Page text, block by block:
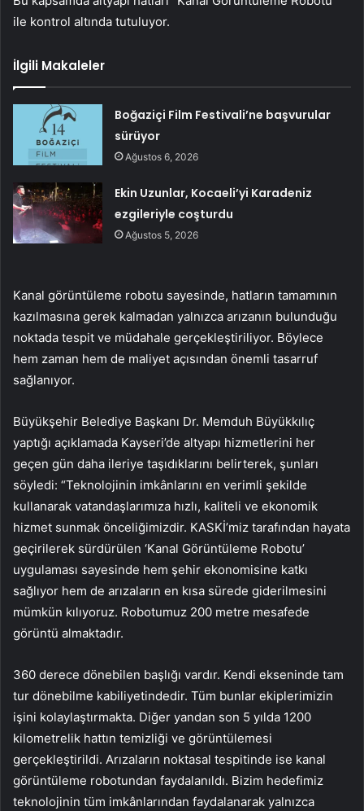
ile kontrol altında tutuluyor.
İlgili Makaleler
Boğaziçi Film Festivali’ne başvurular
sürüyor
Ağustos 6, 2026
Ekin Uzunlar, Kocaeli’yi Karadeniz
ezgileriyle coşturdu
Ağustos 5, 2026
Kanal görüntüleme robotu sayesinde, hatların tamamının
kazılmasına gerek kalmadan yalnızca arızanın bulunduğu
noktada tespit ve müdahale gerçekleştiriliyor. Böylece
hem zaman hem de maliyet açısından önemli tasarruf
sağlanıyor.
Büyükşehir Belediye Başkanı Dr. Memduh Büyükkılıç
yaptığı açıklamada Kayseri’de altyapı hizmetlerini her
geçen gün daha ileriye taşıdıklarını belirterek, şunları
söyledi: “Teknolojinin imkânlarını en verimli şekilde
kullanarak vatandaşlarımıza hızlı, kaliteli ve ekonomik
hizmet sunmak önceliğimizdir. KASKİ’miz tarafından hayata
geçirilerek sürdürülen ‘Kanal Görüntüleme Robotu’
uygulaması sayesinde hem şehir ekonomisine katkı
sağlıyor hem de arızaların en kısa sürede giderilmesini
mümkün kılıyoruz. Robotumuz 200 metre mesafede
görüntü almaktadır.
360 derece dönebilen başlığı vardır. Kendi ekseninde tam
tur dönebilme kabiliyetindedir. Tüm bunlar ekiplerimizin
işini kolaylaştırmakta. Diğer yandan son 5 yılda 1200
kilometrelik hattın temizliği ve görüntülemesi
gerçekleştirildi. Arızaların noktasal tespitinde ise kanal
görüntüleme robotundan faydalanıldı. Bizim hedefimiz
teknolojinin tüm imkânlarından faydalanarak yalnızca